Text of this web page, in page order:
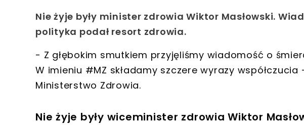
Nie żyje były minister zdrowia Wiktor Masłowski.
polityka podał resort zdrowia.
- Z głębokim smutkiem przyjęliśmy wiadomość o
W imieniu #MZ składamy szczere wyrazy
Ministerstwo Zdrowia.
Nie żyje były wiceminister zdrowia Wiktor